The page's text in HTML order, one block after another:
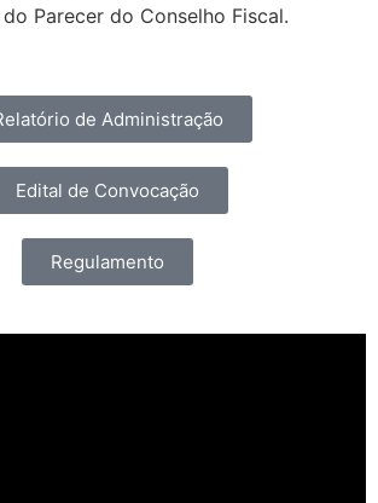
Parecer do Conselho Fiscal.
de Administração
Edital de Convocação
Regulamento